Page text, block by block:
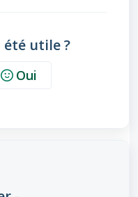
utile ?
Oui